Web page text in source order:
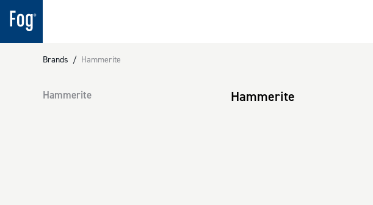
Brands / Hammerite
Hammerite Hammerite